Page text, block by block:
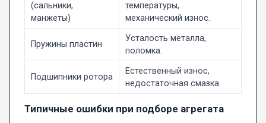
(сальники,
манжеты)
температуры,
механический износ.
Пружины пластин
Усталость металла,
поломка.
Подшипники ротора
Естественный износ,
недостаточная смазка.
Типичные ошибки при подборе агрегата